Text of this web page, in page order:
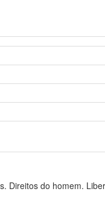
Direitos do homem.